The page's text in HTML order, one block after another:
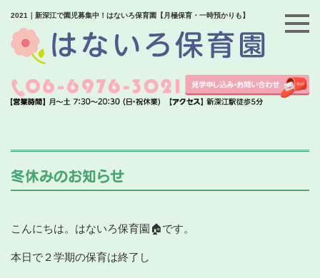
2021｜新深江で園児募集中！はないろ保育園【月極保育・一時預かりも】
冬休みのお知らせ
こんにちは。はないろ保育園🏠です。
本日で２学期の保育は終了し